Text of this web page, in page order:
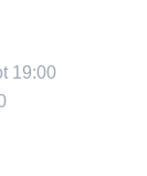
19:00